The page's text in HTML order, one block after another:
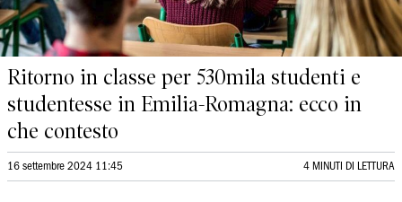
Ritorno in classe per 530mila studenti e
studentesse in Emilia-Romagna: ecco in
che contesto
16 settembre 2024 11:45 4 MINUTI DI LETTURA